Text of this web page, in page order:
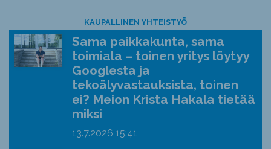
KAUPALLINEN YHTEISTYÖ
Sama paikkakunta, sama
toimiala – toinen yritys löytyy
Googlesta ja
tekoälyvastauksista, toinen
ei? Meion Krista Hakala tietää
miksi
13.7.2026 15:41